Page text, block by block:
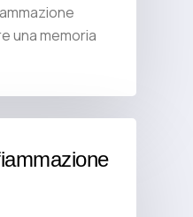
una memoria